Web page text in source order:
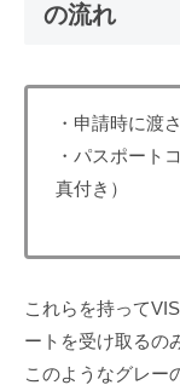
の流れ
・申請時に渡
・パスポート
真付き）
これらを持って
ートを受け取るの
このようなグレー